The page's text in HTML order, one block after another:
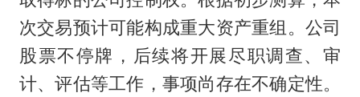
次交易预计可能构成重大资产重组。公司
股票不停牌，后续将开展尽职调查、审
计、评估等工作，事项尚存在不确定性。